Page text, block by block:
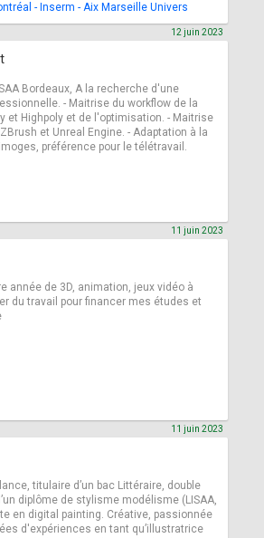
- Inserm - Aix Marseille Univers
12 juin 2023
Bordeaux, A la recherche d'une
- Maitrise du workflow de la
et Highpoly et de l'optimisation. - Maitrise
et Unreal Engine. - Adaptation à la
préférence pour le télétravail.
11 juin 2023
année de 3D, animation, jeux vidéo à
du travail pour financer mes études et
11 juin 2023
titulaire d’un bac Littéraire, double
diplôme de stylisme modélisme (LISAA,
en digital painting. Créative, passionnée
d'expériences en tant qu’illustratrice